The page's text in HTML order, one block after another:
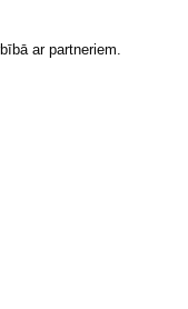
ar partneriem.